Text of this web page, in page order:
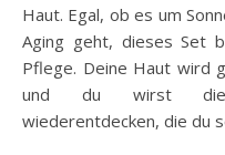
Haut. Egal, ob es um
Aging geht, dieses Set
Pflege. Deine Haut wird
und du wirst die
wiederentdecken, die du